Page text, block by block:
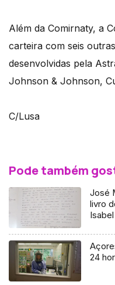
Além da Comirnaty, a
carteira com seis
desenvolvidas pela
Johnson & Johnson,
C/Lusa
Pode também
José
livro
24